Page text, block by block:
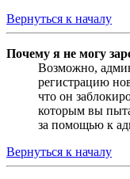
Вернуться к началу
Почему я не могу
Возможно,
регистрацию
что он
которым вы
за помощью к
Вернуться к началу